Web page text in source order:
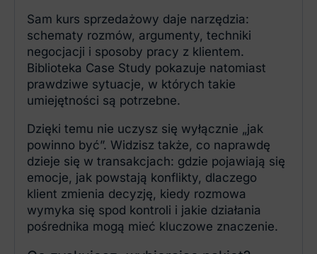
Sam kurs sprzedażowy daje narzędzia:
schematy rozmów, argumenty, techniki
negocjacji i sposoby pracy z klientem.
Biblioteka Case Study pokazuje natomiast
prawdziwe sytuacje, w których takie
umiejętności są potrzebne.
Dzięki temu nie uczysz się wyłącznie „jak
powinno być”. Widzisz także, co naprawdę
dzieje się w transakcjach: gdzie pojawiają się
emocje, jak powstają konflikty, dlaczego
klient zmienia decyzję, kiedy rozmowa
wymyka się spod kontroli i jakie działania
pośrednika mogą mieć kluczowe znaczenie.